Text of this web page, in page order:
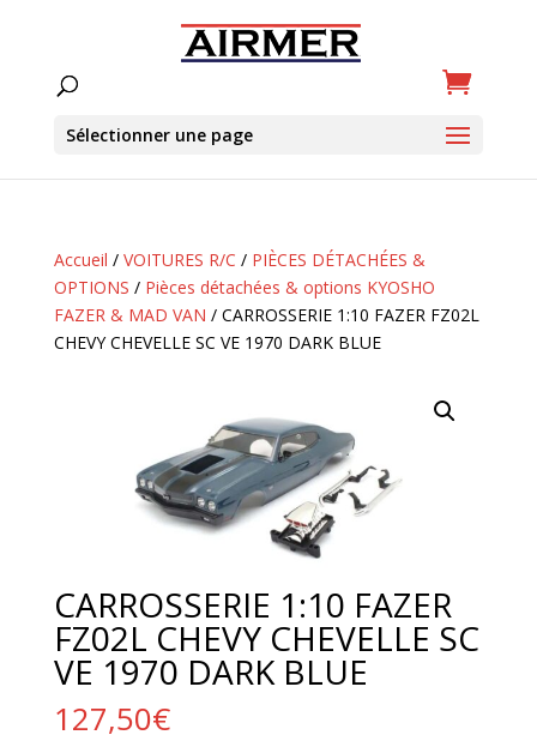
Sélectionner une page
Accueil / VOITURES R/C / PIÈCES DÉTACHÉES &
OPTIONS / Pièces détachées & options KYOSHO
FAZER & MAD VAN / CARROSSERIE 1:10 FAZER FZ02L
CHEVY CHEVELLE SC VE 1970 DARK BLUE
CARROSSERIE 1:10 FAZER
FZ02L CHEVY CHEVELLE SC
VE 1970 DARK BLUE
127,50€